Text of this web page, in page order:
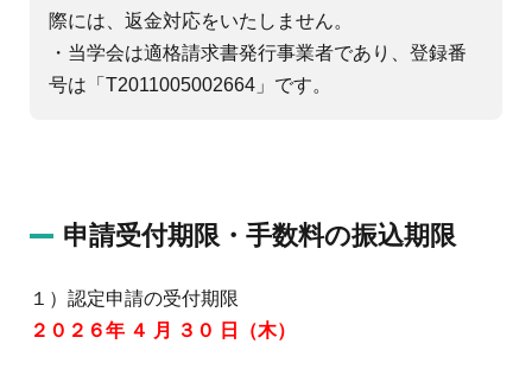
際には、返金対応をいたしません。
・当学会は適格請求書発行事業者であり、登録番
号は「T2011005002664」です。
申請受付期限・手数料の振込期限
１）認定申請の受付期限
２０２６年 ４ 月 ３０ 日（木）